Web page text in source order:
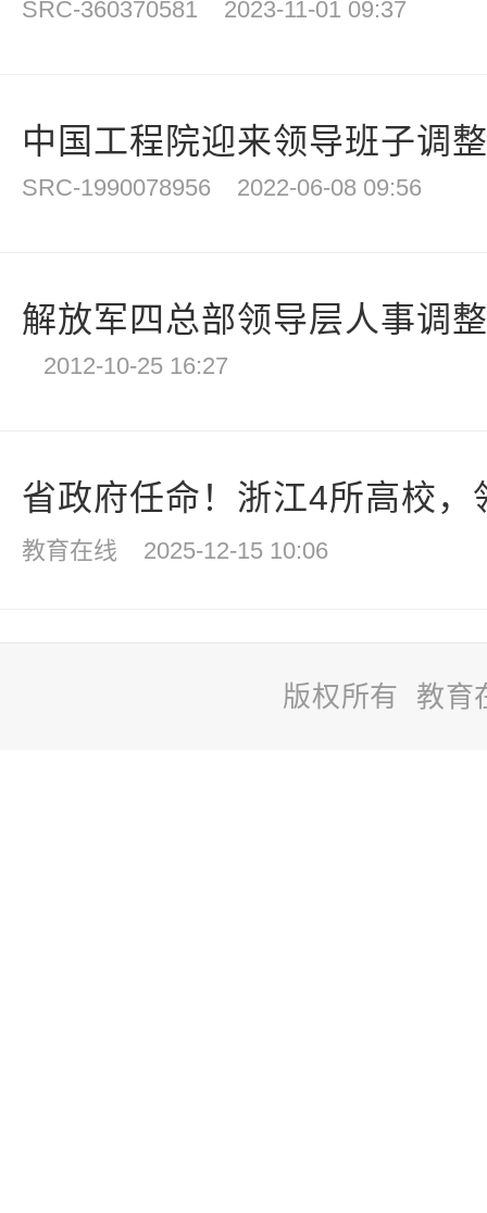
SRC-360370581 2023-11-01 09:37
中国工程院迎来领导班子调整
SRC-1990078956 2022-06-08 09:56
解放军四总部领导层人事调
2012-10-25 16:27
省政府任命！浙江4所高校，
教育在线 2025-12-15 10:06
版权所有 教育